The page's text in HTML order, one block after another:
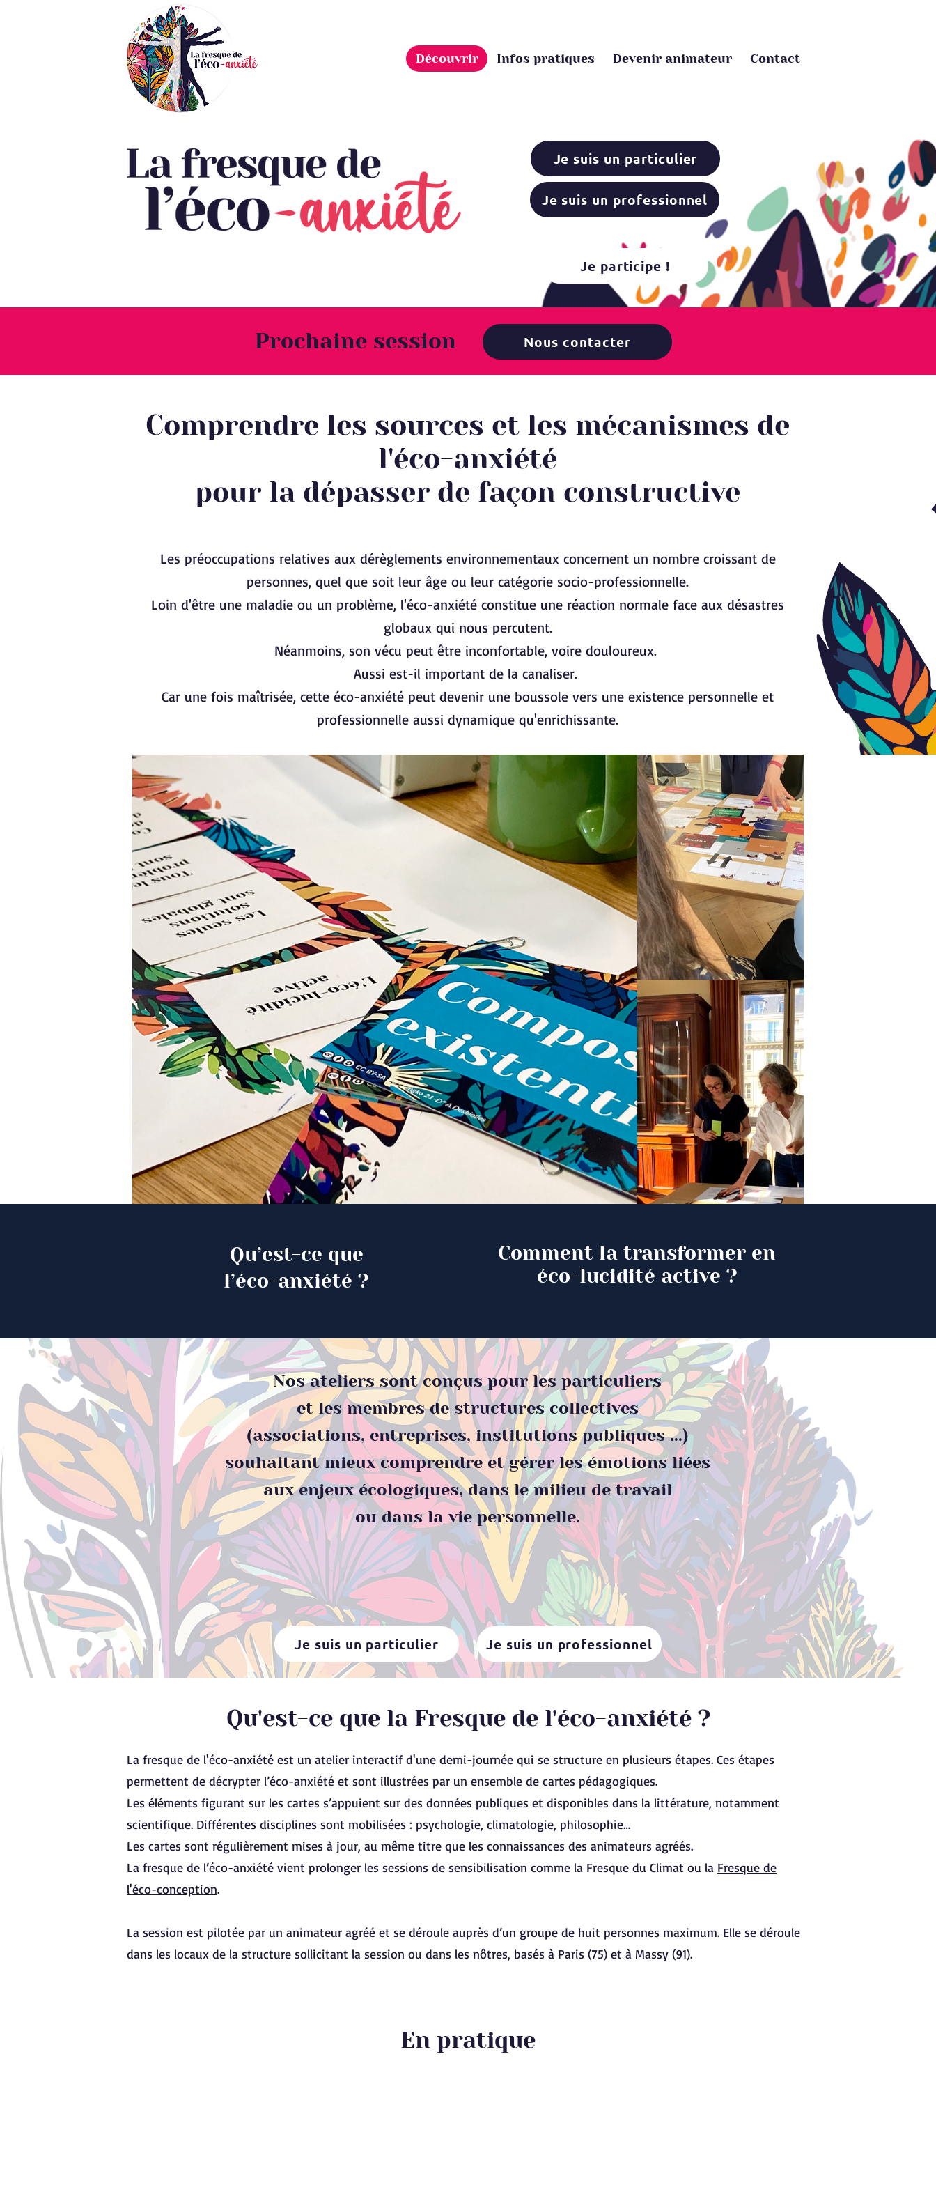
Découvrir Infos pratiques Devenir animateur Contact
Je participe !
Je suis un particulier
Je suis un professionnel
Prochaine session Nous contacter
Comprendre les sources et les mécanismes de
l'éco-anxiété
pour la dépasser de façon constructive
Les préoccupations relatives aux dérèglements environnementaux concernent un nombre croissant de
personnes, quel que soit leur âge ou leur catégorie socio-professionnelle.
Loin d'être une maladie ou un problème, l'éco-anxiété constitue une réaction normale face aux désastres
globaux qui nous percutent.
Néanmoins, son vécu peut être inconfortable, voire douloureux.
Aussi est-il important de la canaliser.
Car une fois maîtrisée, cette éco-anxiété peut devenir une boussole vers une existence personnelle et
professionnelle aussi dynamique qu'enrichissante.
Qu’est-ce que
l’éco-anxiété ?​
Comment la transformer en
éco-lucidité active ?
Nos ateliers sont conçus pour les particuliers
et les membres de structures collectives
(associations, entreprises, institutions publiques ...)
souhaitant mieux comprendre et gérer les émotions liées
aux enjeux écologiques, dans le milieu de travail
ou dans la vie personnelle.
Je suis un particulier Je suis un professionnel
Qu'est-ce que la Fresque de l'éco-anxiété ?
La fresque de l'éco-anxiété est un atelier interactif d'une demi-journée qui se structure en plusieurs étapes. Ces étapes
permettent de décrypter l’éco-anxiété et sont illustrées par un ensemble de cartes pédagogiques.
Les éléments figurant sur les cartes s’appuient sur des données publiques et disponibles dans la littérature, notamment
scientifique. Différentes disciplines sont mobilisées : psychologie, climatologie, philosophie…
Les cartes sont régulièrement mises à jour, au même titre que les connaissances des animateurs agréés.
La fresque de l’éco-anxiété vient prolonger les sessions de sensibilisation comme la Fresque du Climat ou la Fresque de
l'éco-conception.
La session est pilotée par un animateur agréé et se déroule auprès d’un groupe de huit personnes maximum. Elle se déroule
dans les locaux de la structure sollicitant la session ou dans les nôtres, basés à Paris (75) et à Massy (91).
En pratique